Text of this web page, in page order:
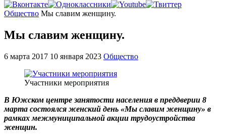
Главная
Общество Мы славим женщину.
Мы славим женщину.
6 марта 2017 10 января 2023 Общество
Участники мероприятия
В Южском центре занятости населения в преддверии 8
марта состоялся женский день «Мы славим женщину» в
рамках межмуниципальной акции трудоустройства
женщин.